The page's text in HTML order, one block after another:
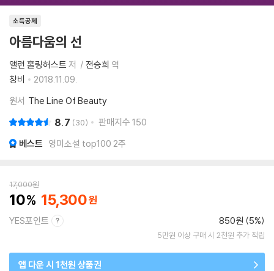
소득공제
아름다움의 선
앨런 홀링허스트 저 전승희 역
창비
2018.11.09.
원서 The Line Of Beauty
8.7 30 판매지수 150
베스트 영미소설 top100 2주
17,000원
10 15,300
YES포인트 850원 (5%)
5만원 이상 구매 시 2천원 추가 적립
앱 다운 시 1천원 상품권